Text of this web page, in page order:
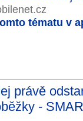
tématu v
právě
-